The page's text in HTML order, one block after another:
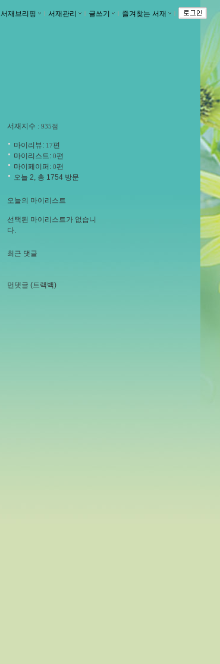
서재브리핑 ｌ 서재관리 ｌ 글쓰기 ｌ 즐겨찾는 서재 ｌ
서재지수 : 935점
마이리뷰: 17편
마이리스트: 0편
마이페이퍼: 0편
오늘 2, 총 1754 방문
오늘의 마이리스트
선택된 마이리스트가 없습니
다.
최근 댓글
먼댓글 (트랙백)